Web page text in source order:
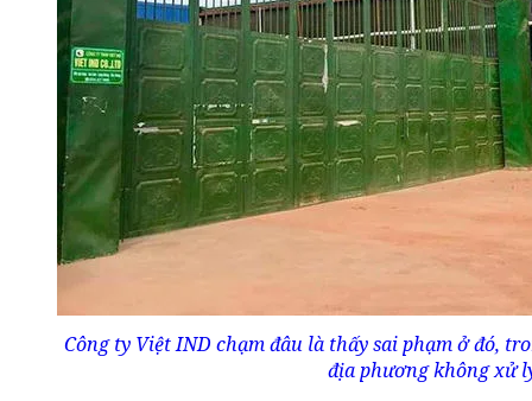
Công ty Việt IND chạm đâu là thấy sai phạm ở đó,
địa phương không xử